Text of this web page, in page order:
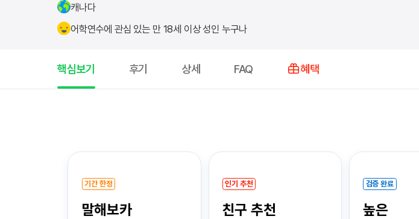
캐나다
어학연수에 관심 있는 만 18세 이상 성인 누구나
핵심보기 후기 상세 FAQ 혜택
기간 한정
말해보카
인기 추천
친구 추천
검증 완료
높은